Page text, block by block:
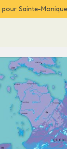
Sainte-Monique